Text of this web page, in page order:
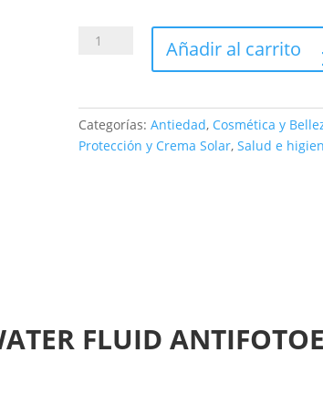
VICHY
DAILY
WATER
Añadir al carrito
Categorías: Antiedad, Cosmética y
Protección y Crema Solar, Salud e
FLUID